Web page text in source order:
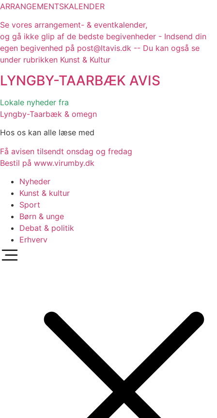
ARRANGEMENTSKALENDER
Se vores arrangement- & eventkalender,
og gå ikke glip af de bedste begivenheder - Indsend din
egen begivenhed på post@ltavis.dk -- Du kan også se
under rubrikken Kunst & Kultur
LYNGBY-TAARBÆK AVIS
Lokale nyheder fra
Lyngby-Taarbæk & omegn
Hos os kan alle læse med
Få avisen tilsendt onsdag og fredag
Bestil på www.virumby.dk
Nyheder
Kunst & kultur
Sport
Børn & unge
Debat & politik
Erhverv